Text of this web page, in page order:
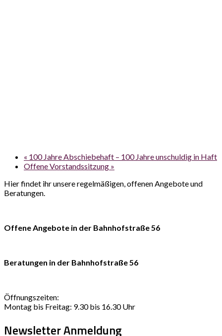
« 100 Jahre Abschiebehaft – 100 Jahre unschuldig in Haft
Offene Vorstandssitzung »
Hier findet ihr unsere regelmäßigen, offenen Angebote und
Beratungen.
Offene Angebote in der Bahnhofstraße 56
Beratungen in der Bahnhofstraße 56
Öffnungszeiten:
Montag bis Freitag: 9.30 bis 16.30 Uhr
Newsletter Anmeldung